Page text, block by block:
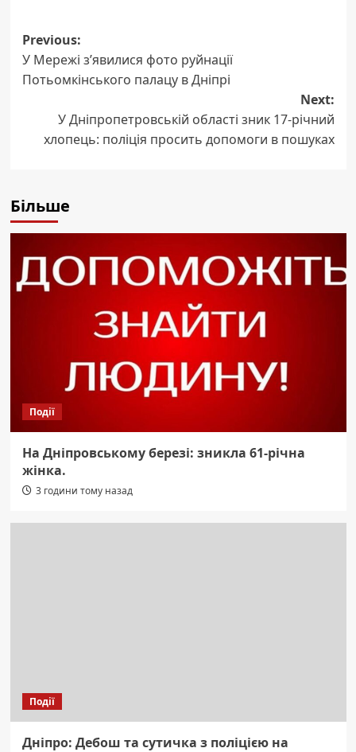
Post
navigation
Previous:
У Мережі з’явилися фото руйнації
Потьомкінського палацу в Дніпрі
Next:
У Дніпропетровській області зник 17-річний
хлопець: поліція просить допомоги в пошуках
Більше
Події
На Дніпровському березі: зникла 61-річна
жінка.
3 години тому назад
Події
Дніпро: Дебош та сутичка з поліцією на